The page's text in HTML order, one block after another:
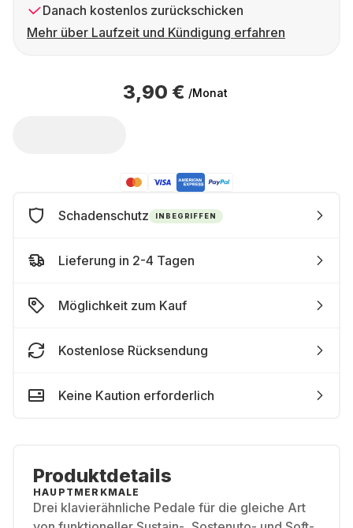
Danach kostenlos zurückschicken
Mehr über Laufzeit und Kündigung erfahren
3,90 € /Monat
Schadenschutz INBEGRIFFEN
Lieferung in 2-4 Tagen
Möglichkeit zum Kauf
Kostenlose Rücksendung
Keine Kaution erforderlich
Produktdetails
HAUPTMERKMALE
Drei klavierähnliche Pedale für die gleiche Art